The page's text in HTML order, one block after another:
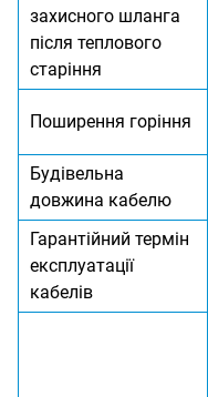
захисного шланга
після теплового
старіння
Поширення горіння
Будівельна
довжина кабелю
Гарантійний термін
експлуатації
кабелів